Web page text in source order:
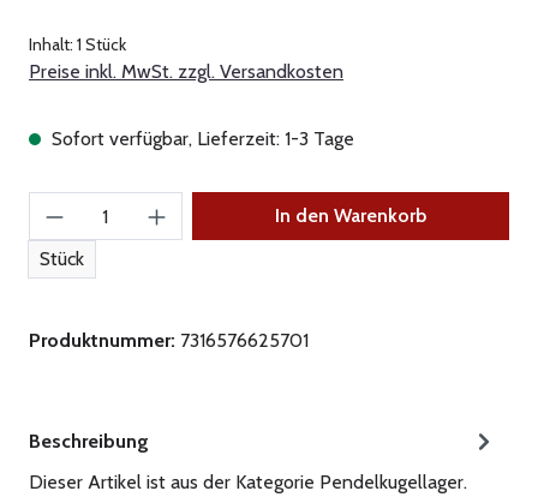
Inhalt: 1 Stück
Preise inkl. MwSt. zzgl. Versandkosten
Sofort verfügbar, Lieferzeit: 1-3 Tage
Produkt Anzahl: Gib den gewünschten Wert
Stück
In den Warenkorb
Produktnummer: 7316576625701
Beschreibung
Dieser Artikel ist aus der Kategorie Pendelkugellager.